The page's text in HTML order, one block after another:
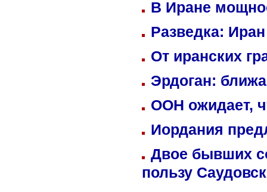
В Иране
Разведка:
От иранских
Эрдоган:
ООН ожидает,
Иордания
Двое бывших
пользу